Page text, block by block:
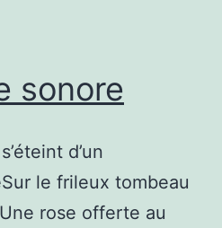
sonore
d’un
le frileux tombeau
rose offerte au